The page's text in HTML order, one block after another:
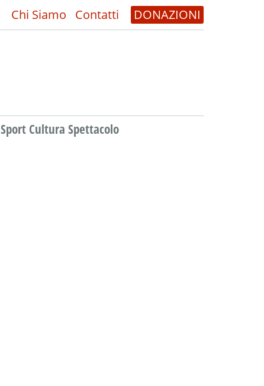
Chi Siamo Contatti DONAZIONI
Sport Cultura Spettacolo